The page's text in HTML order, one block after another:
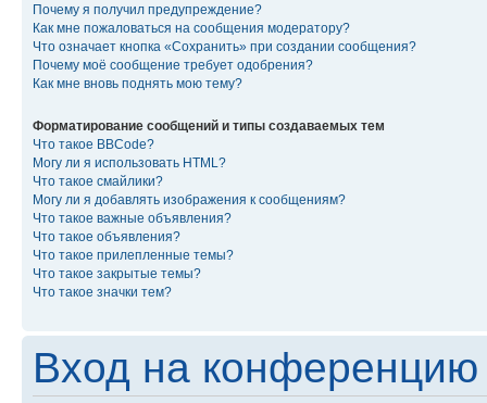
Почему я получил предупреждение?
Как мне пожаловаться на сообщения модератору?
Что означает кнопка «Сохранить» при создании сообщения?
Почему моё сообщение требует одобрения?
Как мне вновь поднять мою тему?
Форматирование сообщений и типы создаваемых тем
Что такое BBCode?
Могу ли я использовать HTML?
Что такое смайлики?
Могу ли я добавлять изображения к сообщениям?
Что такое важные объявления?
Что такое объявления?
Что такое прилепленные темы?
Что такое закрытые темы?
Что такое значки тем?
Вход на конференцию